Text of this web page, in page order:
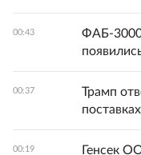
00:43
ФАБ-3000
00:37
Трамп
00:19
Генсек